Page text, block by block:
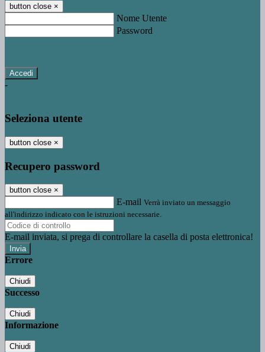
button close ×
Nome Utente
Password
-
Seleziona utente
button close ×
Recupero password
button close ×
E-mail Verrà inviato un messaggio
all'indirizzo indicato con le istruzioni necessarie.
E-mail inviata, si prega di controllare la casella di posta elettronica!
Errore
Chiudi
Successo
Chiudi
Informazione
Chiudi